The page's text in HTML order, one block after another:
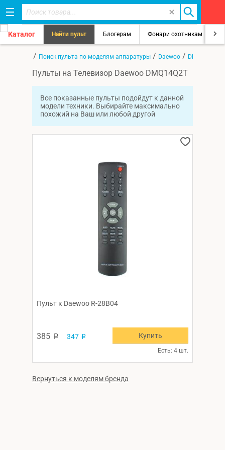
Каталог Найти пульт Блогерам Фонари охотникам
/ Поиск пульта по моделям аппаратуры / Daewoo / DMQ14Q2T
Пульты на Телевизор Daewoo DMQ14Q2T
Все показанные пульты подойдут к данной
модели техники. Выбирайте максимально
похожий на Ваш или любой другой
Пульт к Daewoo R-28B04
385 p 347 p
Есть: 4 шт.
Купить
Вернуться к моделям бренда